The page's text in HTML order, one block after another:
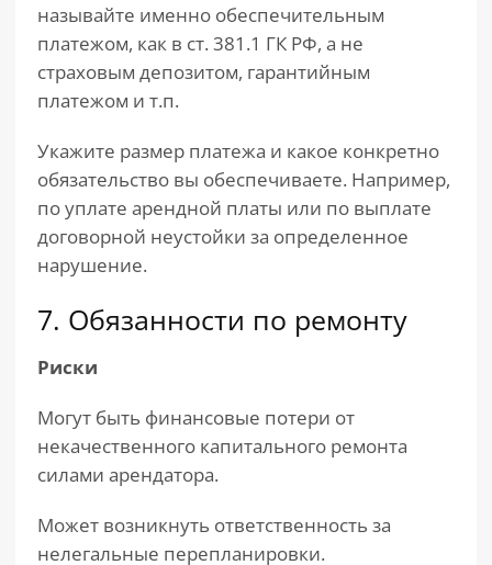
называйте именно обеспечительным
платежом, как в ст. 381.1 ГК РФ, а не
страховым депозитом, гарантийным
платежом и т.п.
Укажите размер платежа и какое конкретно
обязательство вы обеспечиваете. Например,
по уплате арендной платы или по выплате
договорной неустойки за определенное
нарушение.
7. Обязанности по ремонту
Риски
Могут быть финансовые потери от
некачественного капитального ремонта
силами арендатора.
Может возникнуть ответственность за
нелегальные перепланировки.